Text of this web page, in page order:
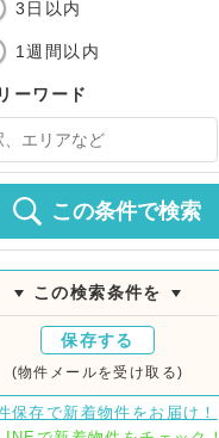
3日以内
1週間以内
ーワード
この条件で検索
この検索条件を
保存する
(物件メールを受け取る)
保存で新着物件をお届け！